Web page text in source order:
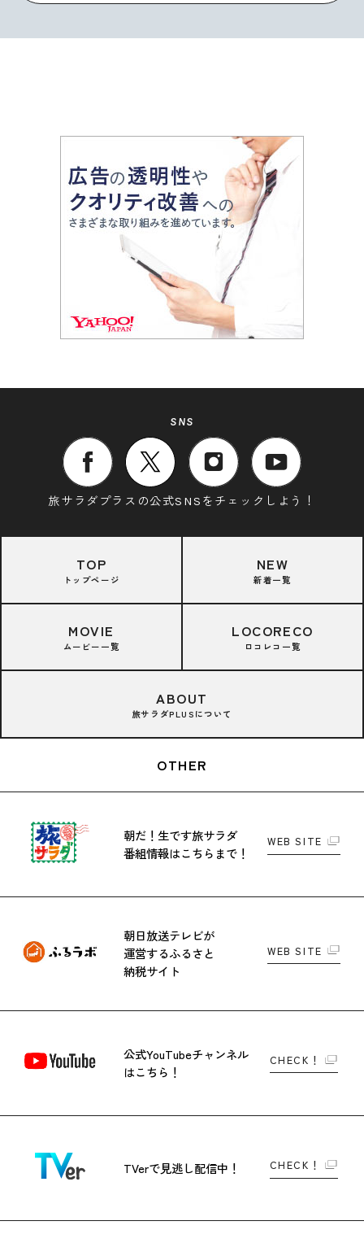
SNS
旅サラダプラスの公式SNSをチェックしよう！
TOP
トップページ
NEW
新着一覧
MOVIE
ムービー一覧
LOCORECO
ロコレコ一覧
ABOUT
旅サラダPLUSについて
OTHER
朝だ！生です旅サラダ
番組情報はこちらまで！
WEB SITE
朝日放送テレビが
運営するふるさと
納税サイト
WEB SITE
公式YouTubeチャンネル
はこちら！
CHECK！
TVerで見逃し配信中！ CHECK！